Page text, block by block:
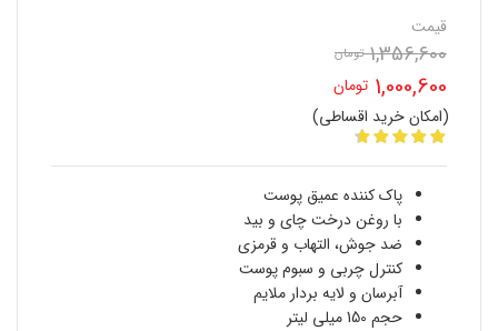
قیمت
1,356,600 تومان
اصلی
بود.
1,000,600 تومان
قیمت
فعلی
1,000,600 تومان
است.
(امکان خرید اقساطی)
پاک کننده عمیق پوست
با روغن درخت چای و بید
ضد جوش، التهاب و قرمزی
کنترل چربی و سبوم پوست
آبرسان و لایه بردار ملایم
حجم 150 میلی لیتر